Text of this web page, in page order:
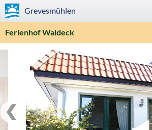
Grevesmühlen
Ferienhof Waldeck